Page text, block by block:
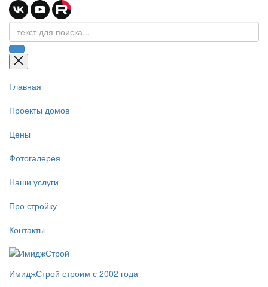
Главная
Проекты домов
Цены
Фотогалерея
Наши услуги
Про стройку
Контакты
ИмиджСтрой строим с 2002 года